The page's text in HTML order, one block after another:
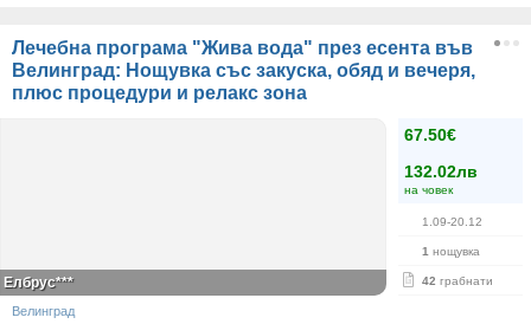
Лечебна програма "Жива вода" през есента във
Велинград: Нощувка със закуска, обяд и вечеря,
плюс процедури и релакс зона
67.50€
132.02лв
на човек
1.09-20.12
1 нощувка
42 грабнати
Елбрус***
Велинград